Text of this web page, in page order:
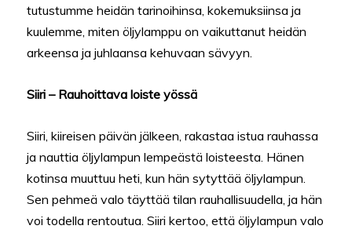
tutustumme heidän tarinoihinsa, kokemuksiinsa ja
kuulemme, miten öljylamppu on vaikuttanut heidän
arkeensa ja juhlaansa kehuvaan sävyyn.
Siiri – Rauhoittava loiste yössä
Siiri, kiireisen päivän jälkeen, rakastaa istua rauhassa
ja nauttia öljylampun lempeästä loisteesta. Hänen
kotinsa muuttuu heti, kun hän sytyttää öljylampun.
Sen pehmeä valo täyttää tilan rauhallisuudella, ja hän
voi todella rentoutua. Siiri kertoo, että öljylampun valo